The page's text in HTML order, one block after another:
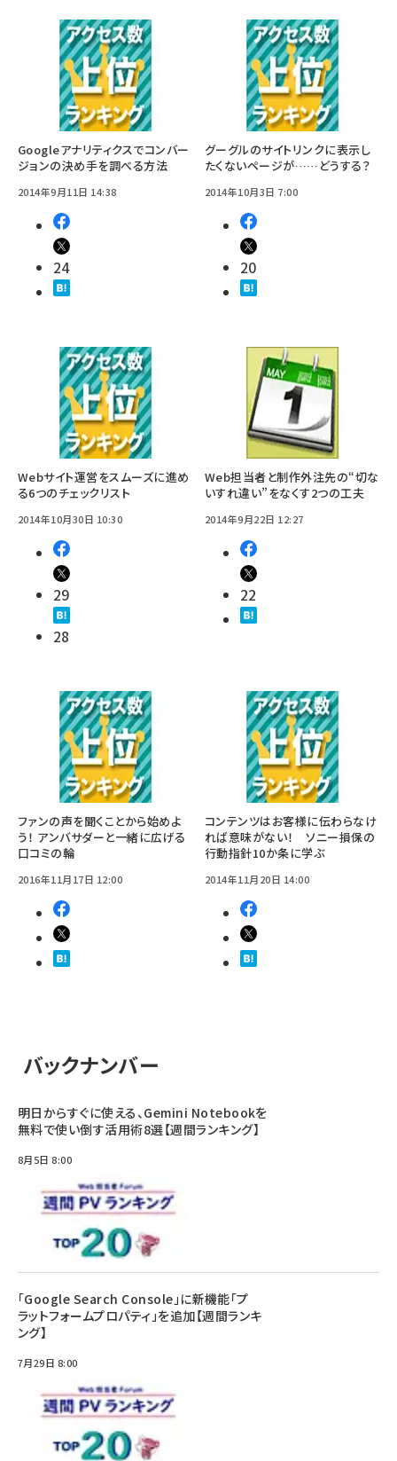
Googleアナリティクスでコンバー
ジョンの決め手を調べる方法
2014年9月11日 14:38
24
グーグルのサイトリンクに表示し
たくないページが……どうする？
2014年10月3日 7:00
20
Webサイト運営をスムーズに進め
る6つのチェックリスト
2014年10月30日 10:30
29
28
Web担当者と制作外注先の“切な
いすれ違い”をなくす2つの工夫
2014年9月22日 12:27
22
ファンの声を聞くことから始めよ
う！ アンバサダーと一緒に広げる
口コミの輪
2016年11月17日 12:00
コンテンツはお客様に伝わらなけ
れば意味がない！ ソニー損保の
行動指針10か条に学ぶ
2014年11月20日 14:00
バックナンバー
明日からすぐに使える、Gemini Notebookを
無料で使い倒す活用術8選【週間ランキング】
8月5日 8:00
「Google Search Console」に新機能「プ
ラットフォームプロパティ」を追加【週間ランキ
ング】
7月29日 8:00